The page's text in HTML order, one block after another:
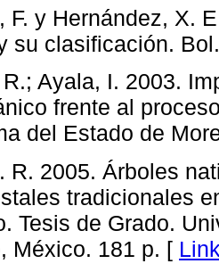
F. y Hernández, X.
su clasificación.
R.; Ayala, I. 2003.
frente al
del Estado de
R. 2005. Árboles
tradicionales
Tesis de Grado.
México. 181 p. [